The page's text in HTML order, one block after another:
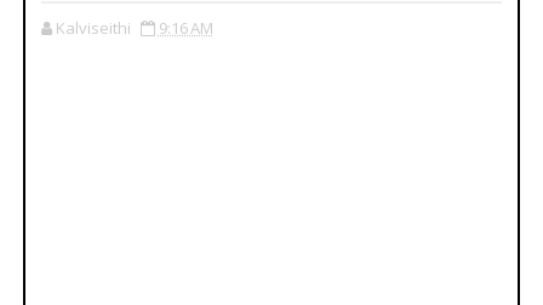
Kalviseithi 9:16 AM